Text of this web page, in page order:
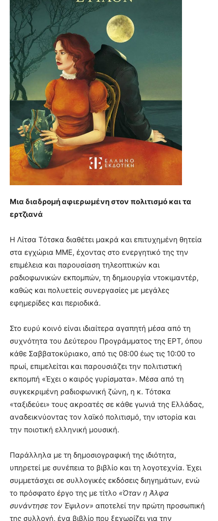
Μια διαδρομή αφιερωμένη στον πολιτισμό και τα
ερτζιανά
Η Λίτσα Τότσκα διαθέτει μακρά και επιτυχημένη θητεία
στα εγχώρια ΜΜΕ, έχοντας στο ενεργητικό της την
επιμέλεια και παρουσίαση τηλεοπτικών και
ραδιοφωνικών εκπομπών, τη δημιουργία ντοκιμαντέρ,
καθώς και πολυετείς συνεργασίες με μεγάλες
εφημερίδες και περιοδικά.
Στο ευρύ κοινό είναι ιδιαίτερα αγαπητή μέσα από τη
συχνότητα του Δεύτερου Προγράμματος της ΕΡΤ, όπου
κάθε Σαββατοκύριακο, από τις 08:00 έως τις 10:00 το
πρωί, επιμελείται και παρουσιάζει την πολιτιστική
εκπομπή «Έχει ο καιρός γυρίσματα». Μέσα από τη
συγκεκριμένη ραδιοφωνική ζώνη, η κ. Τότσκα
«ταξιδεύει» τους ακροατές σε κάθε γωνιά της Ελλάδας,
αναδεικνύοντας τον λαϊκό πολιτισμό, την ιστορία και
την ποιοτική ελληνική μουσική.
Παράλληλα με τη δημοσιογραφική της ιδιότητα,
υπηρετεί με συνέπεια το βιβλίο και τη λογοτεχνία. Έχει
συμμετάσχει σε συλλογικές εκδόσεις διηγημάτων, ενώ
το πρόσφατο έργο της με τίτλο «Όταν η Άλφα
συνάντησε τον Έψιλον» αποτελεί την πρώτη προσωπική
της συλλογή, ένα βιβλίο που ξεχωρίζει για την